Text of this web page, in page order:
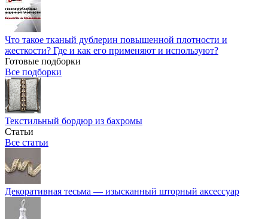
Что такое тканый дублерин повышенной плотности и
жесткости? Где и как его применяют и используют?
Готовые подборки
Все подборки
Текстильный бордюр из бахромы
Статьи
Все статьи
Декоративная тесьма — изысканный шторный аксессуар